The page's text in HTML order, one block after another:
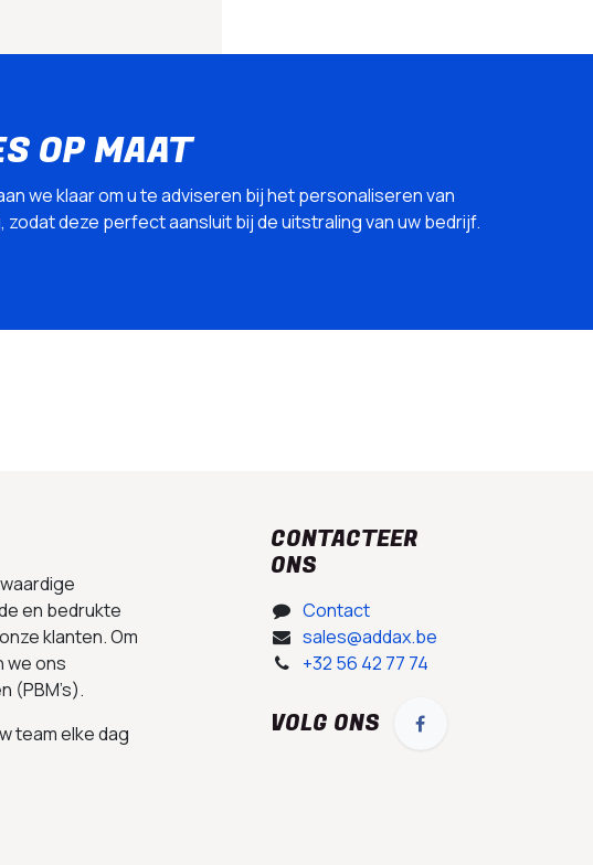
OP MAAT
we klaar om u te adviseren bij het personaliseren van
zodat deze perfect aansluit bij de uitstraling van uw bedrijf.
en bedrukte
klanten. Om
we ons
(PBM’s).
team elke dag
CONTACTEER
ONS
Contact
sales@addax.be
+32 56 42 77 74
VOLG ONS